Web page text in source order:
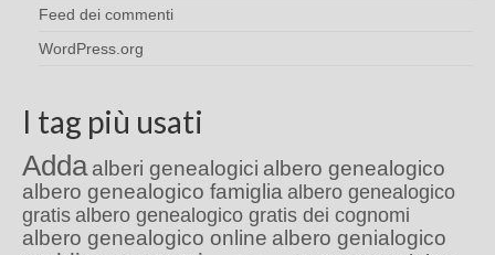
Feed dei commenti
WordPress.org
I tag più usati
Adda alberi genealogici albero genealogico
albero genealogico famiglia albero genealogico
gratis albero genealogico gratis dei cognomi
albero genealogico online albero genialogico